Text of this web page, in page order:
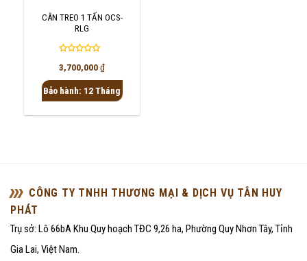
CÂN TREO 1 TẤN OCS-
RLG
Được
xếp
hạng
0
sao
3,700,000₫
Bảo hành: 12 Tháng
CÔNG TY TNHH THƯƠNG MẠI & DỊCH VỤ TÂN HUY
PHÁT
Trụ sở: Lô 66bA Khu Quy hoạch TĐC 9,26 ha, Phường Quy Nhơn Tây, Tỉnh
Gia Lai, Việt Nam.